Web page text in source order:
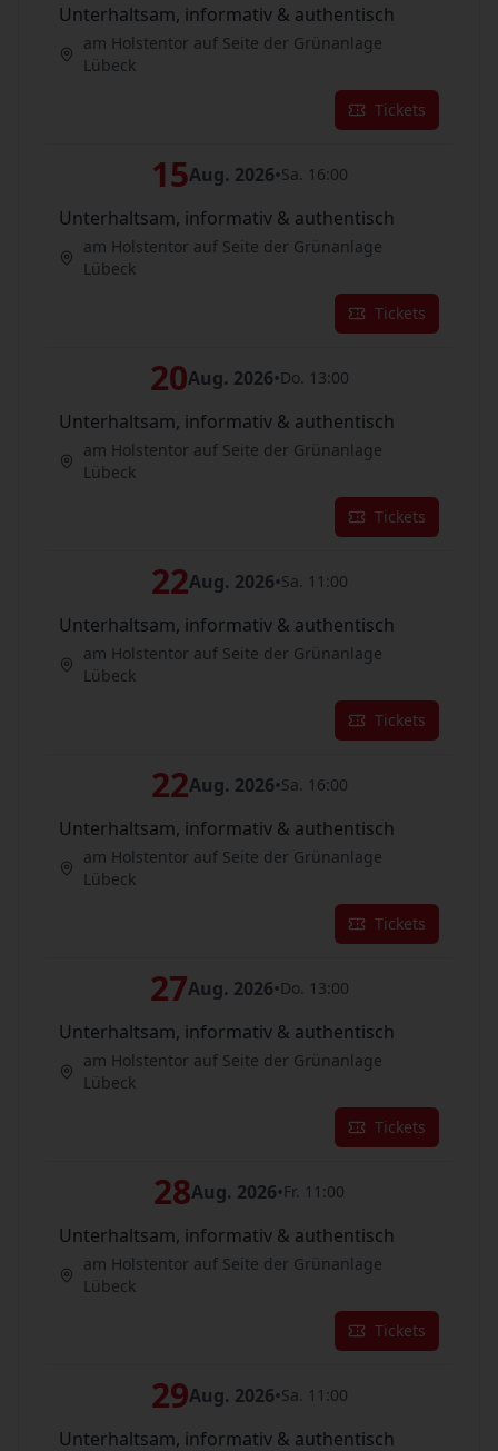
Unterhaltsam, informativ & authentisch
am Holstentor auf Seite der Grünanlage
Lübeck
Tickets
15Aug. 2026•Sa. 16:00
Unterhaltsam, informativ & authentisch
am Holstentor auf Seite der Grünanlage
Lübeck
Tickets
20Aug. 2026•Do. 13:00
Unterhaltsam, informativ & authentisch
am Holstentor auf Seite der Grünanlage
Lübeck
Tickets
22Aug. 2026•Sa. 11:00
Unterhaltsam, informativ & authentisch
am Holstentor auf Seite der Grünanlage
Lübeck
Tickets
22Aug. 2026•Sa. 16:00
Unterhaltsam, informativ & authentisch
am Holstentor auf Seite der Grünanlage
Lübeck
Tickets
27Aug. 2026•Do. 13:00
Unterhaltsam, informativ & authentisch
am Holstentor auf Seite der Grünanlage
Lübeck
Tickets
28Aug. 2026•Fr. 11:00
Unterhaltsam, informativ & authentisch
am Holstentor auf Seite der Grünanlage
Lübeck
Tickets
29Aug. 2026•Sa. 11:00
Unterhaltsam, informativ & authentisch